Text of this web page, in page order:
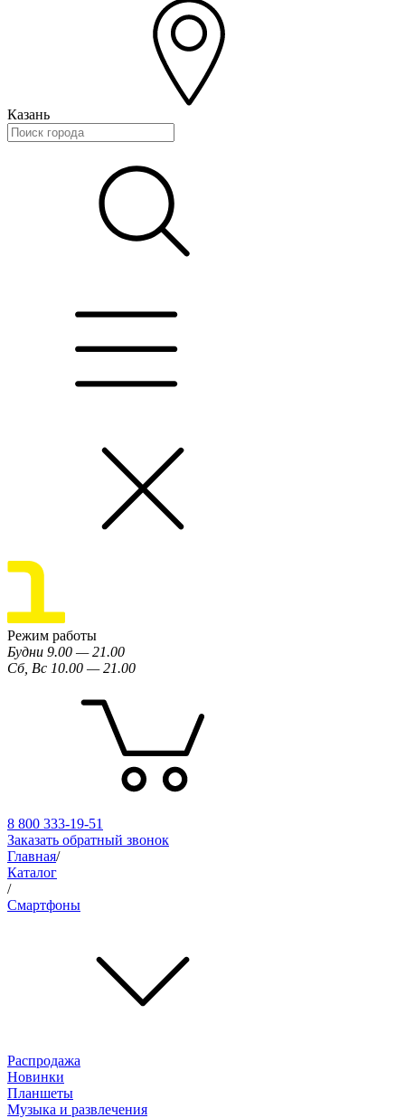
Казань
Режим работы
Будни 9.00 — 21.00
Сб, Вс 10.00 — 21.00
8 800 333-19-51
Заказать обратный звонок
Главная/
Каталог
/
Смартфоны
Распродажа
Новинки
Планшеты
Музыка и развлечения